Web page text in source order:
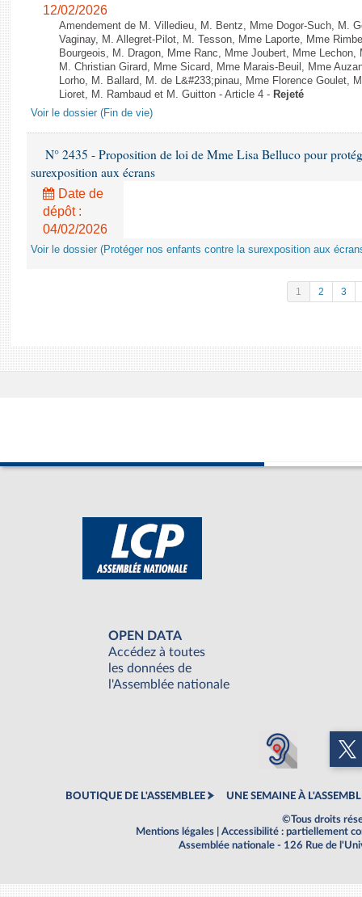
12/02/2026
Amendement de M. Villedieu, M. Bentz, Mme Dogor-Such, M.
Vaginay, M. Allegret-Pilot, M. Tesson, Mme Laporte, Mme
Bourgeois, M. Dragon, Mme Ranc, Mme Joubert, Mme
M. Christian Girard, Mme Sicard, Mme Marais-Beuil, Mme
Lorho, M. Ballard, M. de L&#233;pinau, Mme Florence Goulet,
Lioret, M. Rambaud et M. Guitton - Article 4 - Rejeté
Voir le dossier (Fin de vie)
N° 2435 - Proposition de loi de Mme Lisa Belluco pour
surexposition aux écrans
Date de
dépôt :
04/02/2026
Voir le dossier (Protéger nos enfants contre la surexposition aux
1 2 3
OPEN DATA
Accédez à toutes
les données de
l'Assemblée nationale
BOUTIQUE DE L'ASSEMBLEE UNE SEMAINE À
©Tous droits
Mentions légales
Accessibilité : partiellement
Assemblée nationale - 126 Rue de